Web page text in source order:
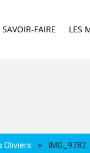
FAIRE LES
Oliviers > IMG_9782